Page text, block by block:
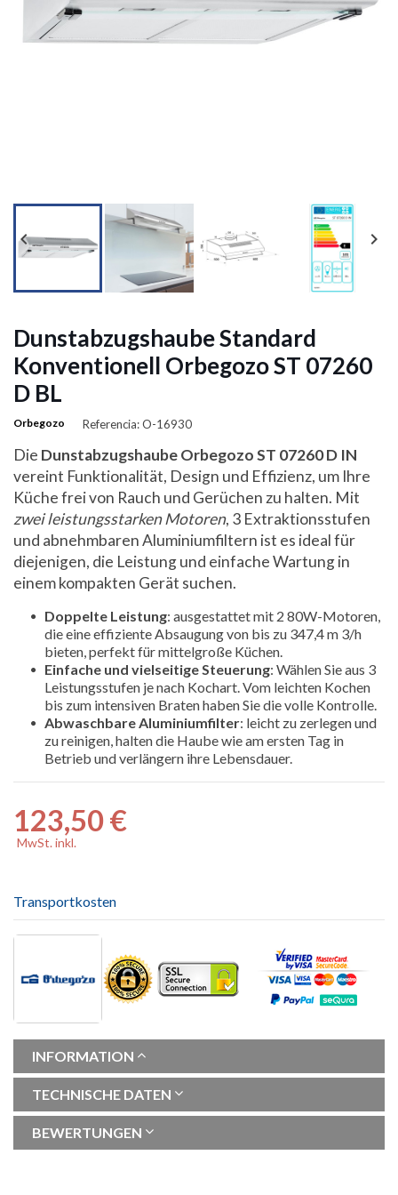

 
Dunstabzugshaube Standard
Konventionell Orbegozo ST 07260
D BL
Orbegozo Referencia: O-16930
Die Dunstabzugshaube Orbegozo ST 07260 D IN
vereint Funktionalität, Design und Effizienz, um Ihre
Küche frei von Rauch und Gerüchen zu halten. Mit
zwei leistungsstarken Motoren, 3 Extraktionsstufen
und abnehmbaren Aluminiumfiltern ist es ideal für
diejenigen, die Leistung und einfache Wartung in
einem kompakten Gerät suchen.
Doppelte Leistung: ausgestattet mit 2 80W-Motoren,
die eine effiziente Absaugung von bis zu 347,4 m 3/h
bieten, perfekt für mittelgroße Küchen.
Einfache und vielseitige Steuerung: Wählen Sie aus 3
Leistungsstufen je nach Kochart. Vom leichten Kochen
bis zum intensiven Braten haben Sie die volle Kontrolle.
Abwaschbare Aluminiumfilter: leicht zu zerlegen und
zu reinigen, halten die Haube wie am ersten Tag in
Betrieb und verlängern ihre Lebensdauer.
123,50 €
MwSt. inkl.
Transportkosten
INFORMATION
TECHNISCHE DATEN
BEWERTUNGEN